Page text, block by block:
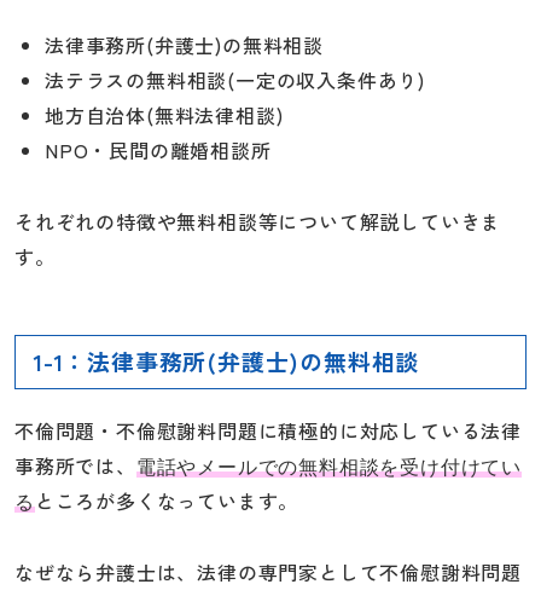
法律事務所(弁護士)の無料相談
法テラスの無料相談(一定の収入条件あり)
地方自治体(無料法律相談)
NPO・民間の離婚相談所
それぞれの特徴や無料相談等について解説していきま
す。
1-1：法律事務所(弁護士)の無料相談
不倫問題・不倫慰謝料問題に積極的に対応している法律
事務所では、
電話やメールでの無料相談を受け付けてい
るところが多くなっています。
なぜなら弁護士は、法律の専門家として不倫慰謝料問題